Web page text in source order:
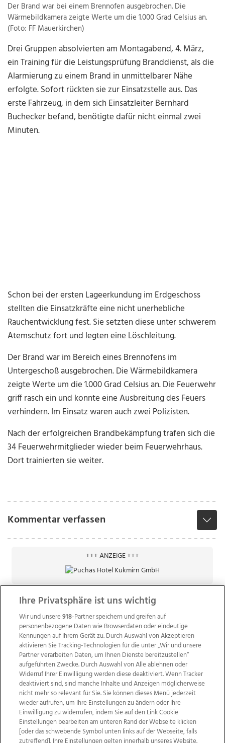
Der Brand war bei einem Brennofen ausgebrochen. Die
Wärmebildkamera zeigte Werte um die 1.000 Grad Celsius an.
(Foto: FF Mauerkirchen)
Drei Gruppen absolvierten am Montagabend, 4. März,
ein Training für die Leistungsprüfung Branddienst, als die
Alarmierung zu einem Brand in unmittelbarer Nähe
erfolgte. Sofort rückten sie zur Einsatzstelle aus. Das
erste Fahrzeug, in dem sich Einsatzleiter Bernhard
Buchecker befand, benötigte dafür nicht einmal zwei
Minuten.
Schon bei der ersten Lageerkundung im Erdgeschoss
stellten die Einsatzkräfte eine nicht unerhebliche
Rauchentwicklung fest. Sie setzten diese unter schwerem
Atemschutz fort und legten eine Löschleitung.
Der Brand war im Bereich eines Brennofens im
Untergeschoß ausgebrochen. Die Wärmebildkamera
zeigte Werte um die 1.000 Grad Celsius an. Die Feuerwehr
griff rasch ein und konnte eine Ausbreitung des Feuers
verhindern. Im Einsatz waren auch zwei Polizisten.
Nach der erfolgreichen Brandbekämpfung trafen sich die
34 Feuerwehrmitglieder wieder beim Feuerwehrhaus.
Dort trainierten sie weiter.
Kommentar verfassen
+++ ANZEIGE +++
Wir über uns Mediadaten Kontakt
Jobs
Datenschutz
Impressum
AGB Anzeigekunden
Ihre Privatsphäre ist uns wichtig
Wir und unsere918-Partner speichern und greifen auf
personenbezogene Daten wie Browserdaten oder eindeutige
Kennungen auf Ihrem Gerät zu. Durch Auswahl von Akzeptieren
aktivieren Sie Tracking-Technologien für die unter „Wir und unsere
Partner verarbeiten Daten, um Ihnen Dienste bereitzustellen“
aufgeführten Zwecke. Durch Auswahl von Alle ablehnen oder
Widerruf Ihrer Einwilligung werden diese deaktiviert. Wenn Tracker
deaktiviert sind, sind manche Inhalte und Anzeigen möglicherweise
nicht mehr so relevant für Sie. Sie können dieses Menü jederzeit
wieder aufrufen, um Ihre Einstellungen zu ändern oder Ihre
Einwilligung zu widerrufen, indem Sie auf den Link Cookie
Einstellungen bearbeiten am unteren Rand der Webseite klicken
[oder das schwebende Symbol unten links auf der Webseite, falls